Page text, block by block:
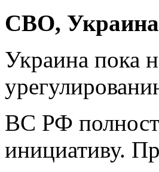
СВО,
Украина пока
ВС РФ
инициативу.